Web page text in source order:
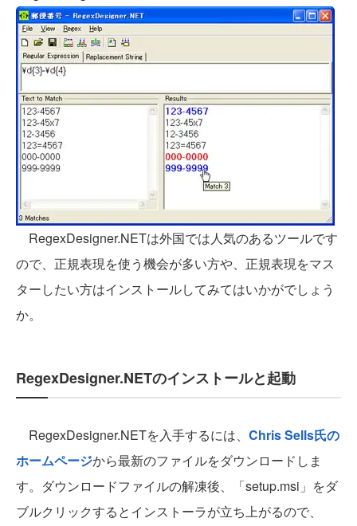
RegexDesigner.NETは外国では人気のあるツールです
ので、正規表現を使う機会が多い方や、正規表現をマス
ターしたい方はインストールしてみてはいかがでしょう
か。
RegexDesigner.NETのインストールと起動
RegexDesigner.NETを入手するには、 Chris Sells氏の
ホームページから最新のファイルをダウンロードしま
す。ダウンロードファイルの解凍後、「setup.msi」をダ
ブルクリックするとインストーラが立ち上がるので、